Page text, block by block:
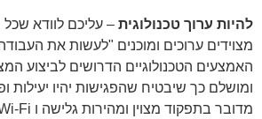
להיות ערוך טכנולוגית – עליכם לוודא שכל
מצוידים ערוכים ומוכנים "לעשות את
האמצעים הטכנולוגיים הדרושים לביצוע
ומושלם כך שיבטיח שהפגישות יהיו יעילות